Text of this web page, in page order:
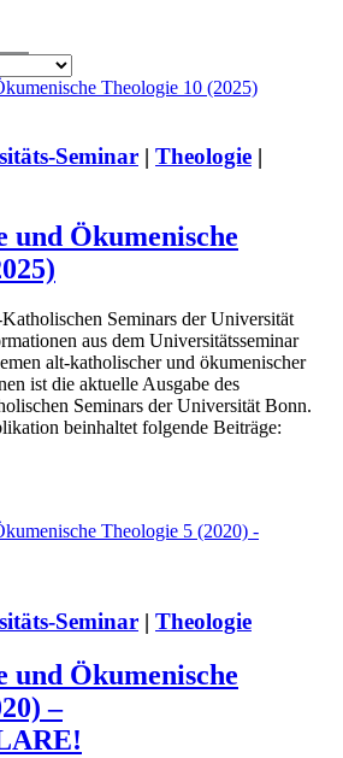
Seminar | Theologie |
und Ökumenische
Seminars der Universität
aus dem Universitätsseminar
alt-katholischer und ökumenischer
ist die aktuelle Ausgabe des
Seminars der Universität Bonn.
beinhaltet folgende Beiträge:
Seminar | Theologie
und Ökumenische
–